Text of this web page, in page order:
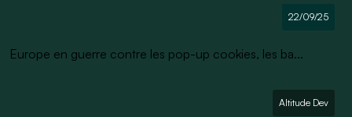
22/09/25
Europe en guerre contre les pop-up cookies, les ba...
Altitude Dev